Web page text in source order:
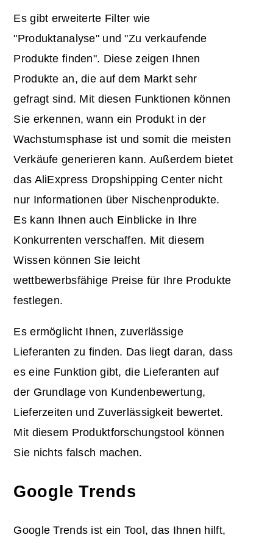
Es gibt erweiterte Filter wie
"Produktanalyse" und "Zu verkaufende
Produkte finden". Diese zeigen Ihnen
Produkte an, die auf dem Markt sehr
gefragt sind. Mit diesen Funktionen können
Sie erkennen, wann ein Produkt in der
Wachstumsphase ist und somit die meisten
Verkäufe generieren kann. Außerdem bietet
das AliExpress Dropshipping Center nicht
nur Informationen über Nischenprodukte.
Es kann Ihnen auch Einblicke in Ihre
Konkurrenten verschaffen. Mit diesem
Wissen können Sie leicht
wettbewerbsfähige Preise für Ihre Produkte
festlegen.
Es ermöglicht Ihnen, zuverlässige
Lieferanten zu finden. Das liegt daran, dass
es eine Funktion gibt, die Lieferanten auf
der Grundlage von Kundenbewertung,
Lieferzeiten und Zuverlässigkeit bewertet.
Mit diesem Produktforschungstool können
Sie nichts falsch machen.
Google Trends
Google Trends ist ein Tool, das Ihnen hilft,